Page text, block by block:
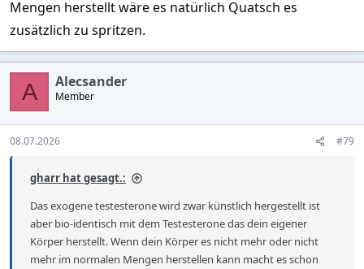
Mengen herstellt wäre es natürlich Quatsch es
zusätzlich zu spritzen.
A Alecsander
Member
08.07.2026 #79
gharr hat gesagt.:
Das exogene testesterone wird zwar künstlich hergestellt ist
aber bio-identisch mit dem Testesterone das dein eigener
Körper herstellt. Wenn dein Körper es nicht mehr oder nicht
mehr im normalen Mengen herstellen kann macht es schon